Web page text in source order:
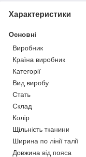
Характеристики
Основні
Виробник
Країна виробник
Категорії
Вид виробу
Стать
Склад
Колір
Щільність тканини
Ширина по лінії талії
Довжина від пояса